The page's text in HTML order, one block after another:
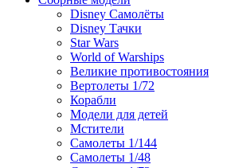
Disney Самолёты
Disney Тачки
Star Wars
World of Warships
Великие противостояния
Вертолеты 1/72
Корабли
Модели для детей
Мстители
Самолеты 1/144
Самолеты 1/48